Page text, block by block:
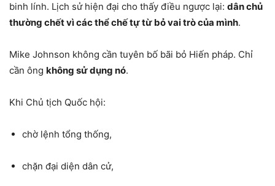
binh lính. Lịch sử hiện đại cho thấy điều ngược lại: dân chủ
thường chết vì các thể chế tự từ bỏ vai trò của mình.
Mike Johnson không cần tuyên bố bãi bỏ Hiến pháp. Chỉ
cần ông không sử dụng nó.
Khi Chủ tịch Quốc hội:
chờ lệnh tổng thống,
chặn đại diện dân cử,